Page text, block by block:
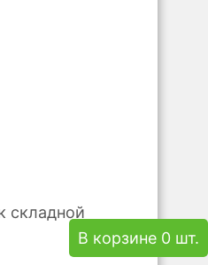
В корзине 0 шт.
складной